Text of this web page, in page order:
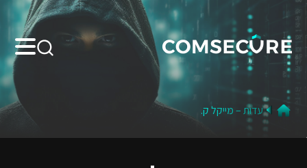
Search:
עדות – מייקל ק.